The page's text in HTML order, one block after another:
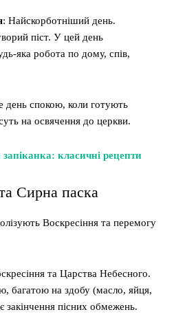
: Найскорботніший день.
піст. У цей день
яка робота по дому, спів,
день спокою, коли готують
на освячення до церкви.
класичні рецепти
Сирна паска
Воскресіння та перемогу
та Царства Небесного.
багатою на здобу (масло, яйця,
закінчення пісних обмежень.